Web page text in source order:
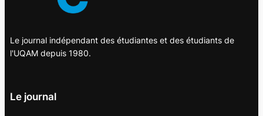
Le journal indépendant des étudiantes et des étudiants de
l'UQAM depuis 1980.
Le journal